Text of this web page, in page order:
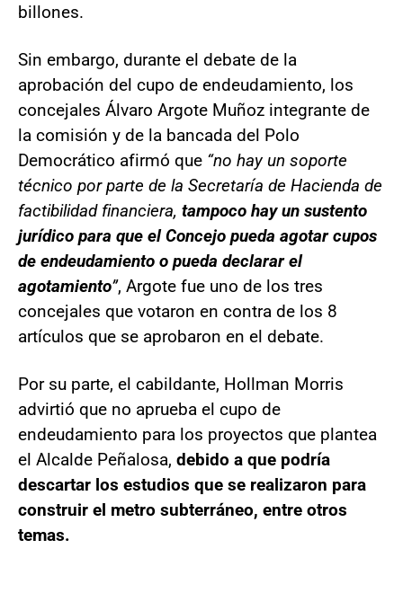
billones.
Sin embargo, durante el debate de la
aprobación del cupo de endeudamiento, los
concejales Álvaro Argote Muñoz integrante de
la comisión y de la bancada del Polo
Democrático afirmó que “no hay un soporte
técnico por parte de la Secretaría de Hacienda de
factibilidad financiera, tampoco hay un sustento
jurídico para que el Concejo pueda agotar cupos
de endeudamiento o pueda declarar el
agotamiento”, Argote fue uno de los tres
concejales que votaron en contra de los 8
artículos que se aprobaron en el debate.
Por su parte, el cabildante, Hollman Morris
advirtió que no aprueba el cupo de
endeudamiento para los proyectos que plantea
el Alcalde Peñalosa, debido a que podría
descartar los estudios que se realizaron para
construir el metro subterráneo, entre otros
temas.